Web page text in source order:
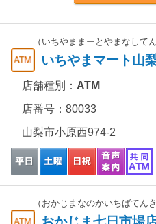
（いちやままーとやまなして
いちやまマート山
店舗種別： ATM
店番号：80033
山梨市小原西974-2
（おかじまなのかいちばてん